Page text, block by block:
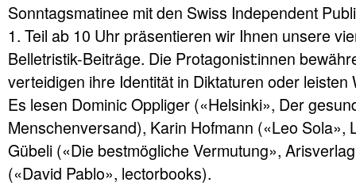
Sonntagsmatinee mit den Swiss Independent
1. Teil ab 10 Uhr präsentieren wir Ihnen unsere
Belletristik-Beiträge. Die Protagonist:innen
verteidigen ihre Identität in Diktaturen oder leisten
Es lesen Dominic Oppliger («Helsinki», Der
Menschenversand), Karin Hofmann («Leo Sola»,
Gübeli («Die bestmögliche Vermutung»,
(«David Pablo», lectorbooks).